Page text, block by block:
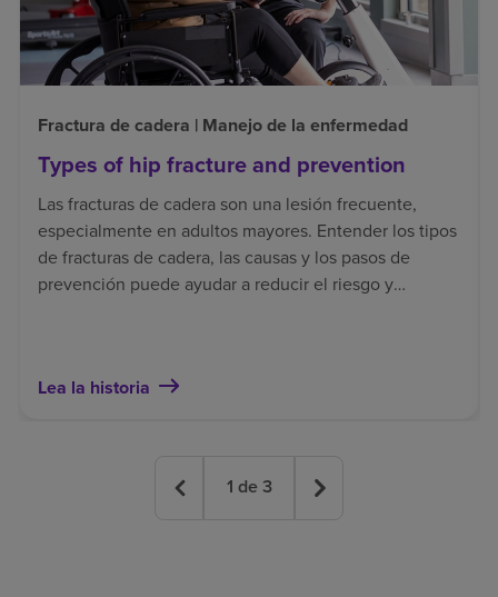
Fractura de cadera | Manejo de la enfermedad
Types of hip fracture and prevention
Las fracturas de cadera son una lesión frecuente,
especialmente en adultos mayores. Entender los tipos
de fracturas de cadera, las causas y los pasos de
prevención puede ayudar a reducir el riesgo y
Lea la historia
1 de 3